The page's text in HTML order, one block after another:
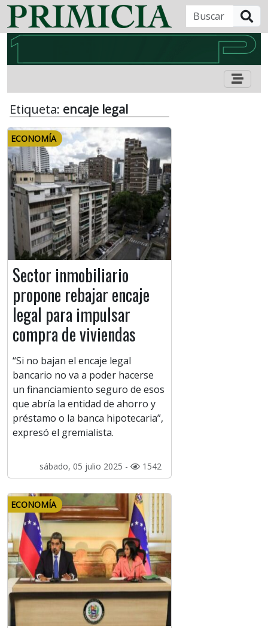
Etiqueta: encaje legal
ECONOMÍA
Sector inmobiliario
propone rebajar encaje
legal para impulsar
compra de viviendas
“Si no bajan el encaje legal
bancario no va a poder hacerse
un financiamiento seguro de esos
que abría la entidad de ahorro y
préstamo o la banca hipotecaria”,
expresó el gremialista.
sábado, 05 julio 2025 - 1542
ECONOMÍA